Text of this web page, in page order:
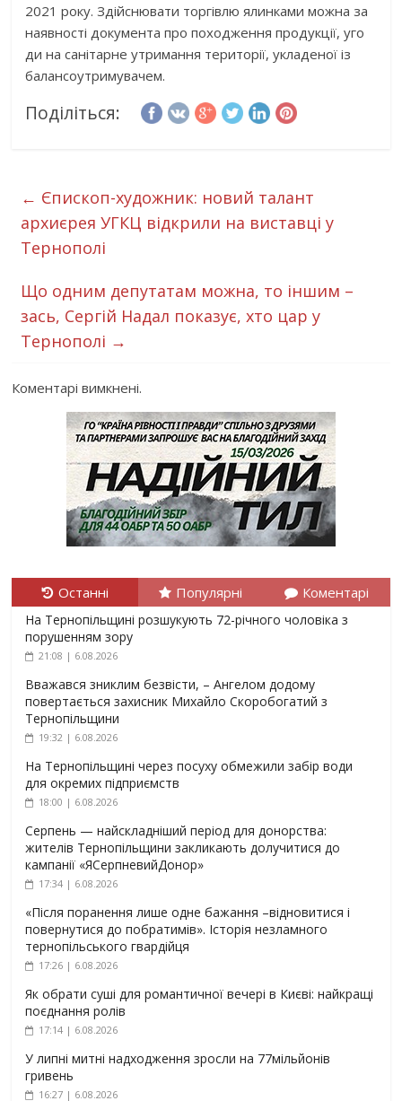
2021 року. Здійснювати торгівлю ялинками можна за
наявності документа про походження продукції, уго
ди на санітарне утримання території, укладеної із
балансоутримувачем.
Поділіться:
← Єпископ-художник: новий талант
архиєрея УГКЦ відкрили на виставці у
Тернополі
Що одним депутатам можна, то іншим –
зась, Сергій Надал показує, хто цар у
Тернополі →
Коментарі вимкнені.
Останні Популярні Коментарі
На Тернопільщині розшукують 72-річного чоловіка з
порушенням зору
21:08 | 6.08.2026
Вважався зниклим безвісти, – Ангелом додому
повертається захисник Михайло Скоробогатий з
Тернопільщини
19:32 | 6.08.2026
На Тернопільщині через посуху обмежили забір води
для окремих підприємств
18:00 | 6.08.2026
Серпень — найскладніший період для донорства:
жителів Тернопільщини закликають долучитися до
кампанії «ЯСерпневийДонор»
17:34 | 6.08.2026
«Після поранення лише одне бажання –відновитися і
повернутися до побратимів». Історія незламного
тернопільського гвардійця
17:26 | 6.08.2026
Як обрати суші для романтичної вечері в Києві: найкращі
поєднання ролів
17:14 | 6.08.2026
У липні митні надходження зросли на 77мільйонів
гривень
16:27 | 6.08.2026